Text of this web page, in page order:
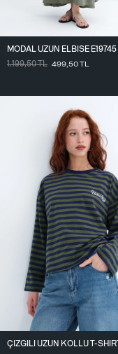
MODAL UZUN ELBISE E19745
1.199,50TL 499,50TL